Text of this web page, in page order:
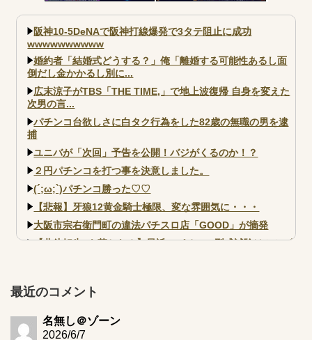
パイスになってる」
阪神10-5DeNAで阪神打線爆発で3タテ阻止に成功
wwwwwwwwww
婚約者「結婚式どうする？」俺「離婚する可能性あるし面
倒だし金かかるし別に...
広末涼子がTBS「THE TIME,」で地上波復帰 自身を変えた
次男の言...
パチンコ台欲しさに白タク行為をした82歳の無職の男を逮
捕
ユニバが「次回」予告を公開！バジがくるのか！？
２円パチンコを打つ事を決意しました。
(´;ω;`)パチンコ勝った♡♡
【悲報】牙狼12黄金騎士極限、変な雰囲気に・・・
大阪市宗右衛門町の違法パチスロ店「GOOD」が摘発
【北斗転生2も落ちた？】最近のパチスロ型式試験はミミズ
プ報告あり！弱予告...
井の軽い絆？
最近のコメント
名無し＠ゾーン
2026/6/7